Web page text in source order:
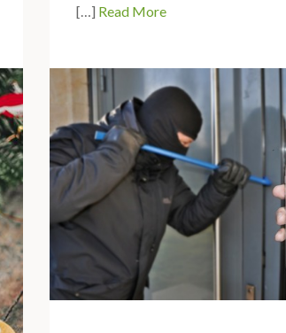
[…] Read More